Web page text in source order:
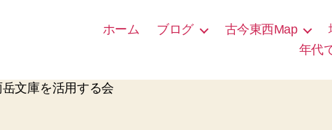
ホーム ブログ 古今東西Map
年代
岳文庫を活用する会